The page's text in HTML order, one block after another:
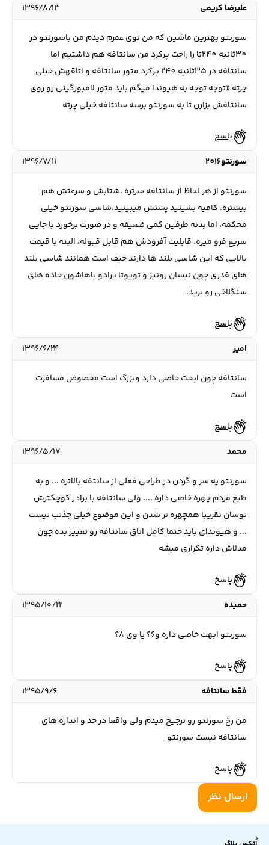
علیرضا کریمی
۱۳۹۶/۸/۱۳
سورنتو بهترین ماشین که من توی عمرم دیدم من باسورنتو در
30ثانیه 240تا را راحت پرکرد من سانتافه هم داشتیم اما
سانتافه در 35ثانیه 240 پرکرد متور سانتافه و اتاقهش خیلی
چرته «توجه توجه به هیوندا میگم باید متور لامبورگینی رو روی
سانتافش بزارن تا به سورنتو برسه سانتافه خیلی چرته
پاسخ
سورنتو2016
۱۳۹۶/۷/۱۱
سورنتو از هر لحاظ از سانتافه سرتره .شتابش و سرعتش هم
بیشتره. کافیه بشینید پشتش میبینید.شاسی سورنتو خیلی
محکمه، اما بدنه طرفین کمی ضعیفه و در صورت برخورد با جایی
سریع فرو میره. قابلیت آفرودش هم قابل قبوله، البته با قیمت
بالایی که این شاسی بلند ها دارند حیف است همانند شاسی بلند
های قدری چون نیسان رونیز و تویوتا پرادو باهاشون جاده های
سنگلاخی رو برید.
پاسخ
امیر
۱۳۹۶/۶/۲۴
سانتافه چون ابحت خاصی دارد وبزرگ است مخصوص مسافرت
است
پاسخ
محمد
۱۳۹۶/۵/۱۷
سورنتو یه سر و گردن در طراحی فعلی از سانتفه بالاتره ... و به
طبع مردم چهره خاصی داره .... ولی سانتافه با برادر کوچکترش
توسان تقریبا همچهره تر شدن و این موضوع خیلی جذتب نیست
... و هیوندای باید حتما کامل اتاق سانتافه رو تعییر بده چون
مدلاش داره تکراری میشه
پاسخ
حمیده
۱۳۹۵/۱۰/۲۲
سورنتو ابهت خاصی داره و۶؟ یا وی ۸؟
پاسخ
فقط سانتافه
۱۳۹۵/۹/۶
من رخ سورنتو رو ترجیح میدم ولی واقعا در حد و اندازه های
سانتافه نیست سورنتو
پاسخ
ارسال نظر